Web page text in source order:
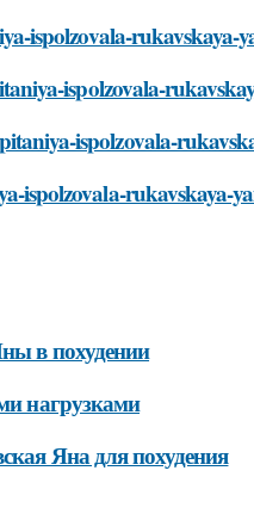
ispolzovala-rukavskaya-
ispolzovala-
ispolzovala-
ispolzovala-rukavskaya-
в похудении
нагрузками
Яна для похудения